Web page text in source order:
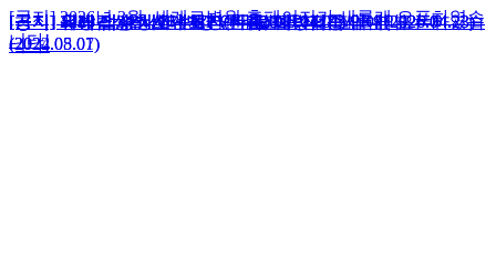
[공지] 2026년 3월, 세계로병원 홈페이지가 새롭게 오픈하였습
니다!
[공지] 12세 남성청소년 HPV 무료 예방접종 안내(2026.04.23)
[공지] 외래 접수 시간 변경 안내(2026.04.01)
[공지] 유방갑상선센터 초진(신환) 예약제 도입 안내
(2024.05.07)
[공지] 유방갑상선센터 재진 환자 초음파 검사 예약 안내
(2022.08.01)
[공지] 2026년 3월, 세계로병원 홈페이지가 새롭게 오픈하였습
니다!
[공지] 12세 남성청소년 HPV 무료 예방접종 안내(2026.04.23)
[공지] 외래 접수 시간 변경 안내(2026.04.01)